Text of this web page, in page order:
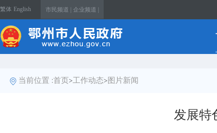
繁体 English 市民频道 | 企业频道 |
当前位置 :首页>工作动态> 图片新闻
发展特